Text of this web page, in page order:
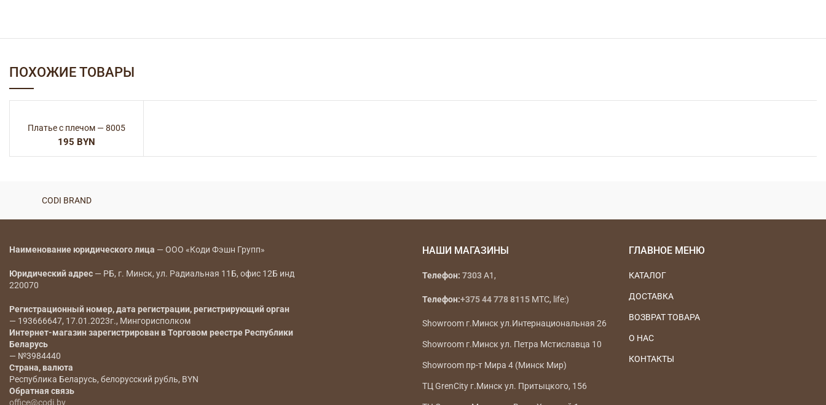
ПОХОЖИЕ ТОВАРЫ
Платье с плечом — 8005
BYN
CODI BRAND
Наименование юридического лица — ООО «Коди Фэшн Групп»
Юридический адрес — РБ, г. Минск, ул. Радиальная 11Б, офис 12Б инд
220070
Регистрационный номер, дата регистрации, регистрирующий орган
— 193666647, 17.01.2023г., Мингорисполком
Интернет-магазин зарегистрирован в Торговом реестре Республики
Беларусь
— №3984440
Страна, валюта
Республика Беларусь, белорусский рубль, BYN
Обратная связь
office@codi.by
НАШИ МАГАЗИНЫ
Телефон: 7303A1,
Телефон:+375 44 778 8115 МТС, life:)
Showroom г.Минск ул.Интернациональная 26
Showroom г.Минск ул. Петра Мстиславца 10
Showroom пр-т Мира 4 (Минск Мир)
ТЦ GrenCity г.Минск ул. Притыцкого, 156
ГЛАВНОЕ МЕНЮ
КАТАЛОГ
ДОСТАВКА
ВОЗВРАТ ТОВАРА
О НАС
КОНТАКТЫ